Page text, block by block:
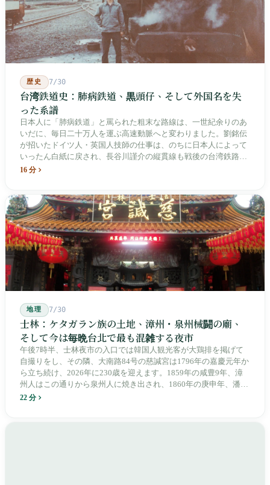
歴史 7/30
台湾鉄道史：肺病鉄道、黒頭仔、そして外国名を失
った系譜
日本人に「肺病鉄道」と罵られた粗末な路線は、一世紀余りのあ
いだに、毎日二十万人を運ぶ高速動脈へと変わりました。劉銘伝
が招いたドイツ人・英国人技師の仕事は、のちに日本人によって
いったん白紙に戻され、長谷川謹介の縦貫線も戦後の台湾鉄路に
よって改名・改番されました。どの世代も前の世代の記録を脚注
治スローガン、そしてようやくプユマ・タロコの世代になって、
先住民族の地名が再びレールの上に敷き戻されたのです。
16 分
地理 7/30
士林：ケタガラン族の土地、漳州・泉州械闘の廟、
そして今は毎晩台北で最も混雑する夜市
午後7時半、士林夜市の入口では韓国人観光客が大鶏排を掲げて
自撮りをし、その隣、大南路84号の慈諴宮は1796年の嘉慶元年か
ら立ち続け、2026年に230歳を迎えます。1859年の咸豊9年、漳
州人はこの通りから泉州人に焼き出され、1860年の庚申年、潘永
清は下樹林に大東路・大南路・大西路・大北路という四本の整然
22 分